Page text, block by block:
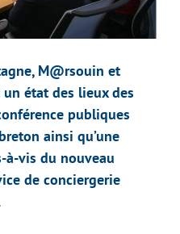
M@rsouin et
état des lieux des
publiques
ainsi qu’une
à-vis du nouveau
de conciergerie